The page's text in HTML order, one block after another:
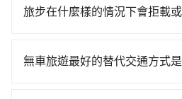
均花費約450元，費時50分鐘。
者深夜時分想趕緊回家休息的旅
擇，而且無人租車最令人詬病的
會遇到明明已經預約了時間但上
場被坑受騙。雖然礁溪火車站到
車就不太方便，反而能事先預
預約時都依照乘客需求做選擇。
性調度安排，路線上會盡可能以
旅步在什麼樣的情況下會拒載
原因，司機有權拒絕服務： 1)
無車旅遊最好的替代交通方式